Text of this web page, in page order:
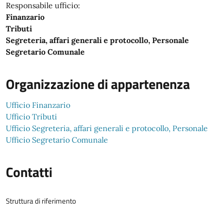
Responsabile ufficio:
Finanzario
Tributi
Segreteria, affari generali e protocollo, Personale
Segretario Comunale
Organizzazione di appartenenza
Ufficio Finanzario
Ufficio Tributi
Ufficio Segreteria, affari generali e protocollo, Personale
Ufficio Segretario Comunale
Contatti
Struttura di riferimento